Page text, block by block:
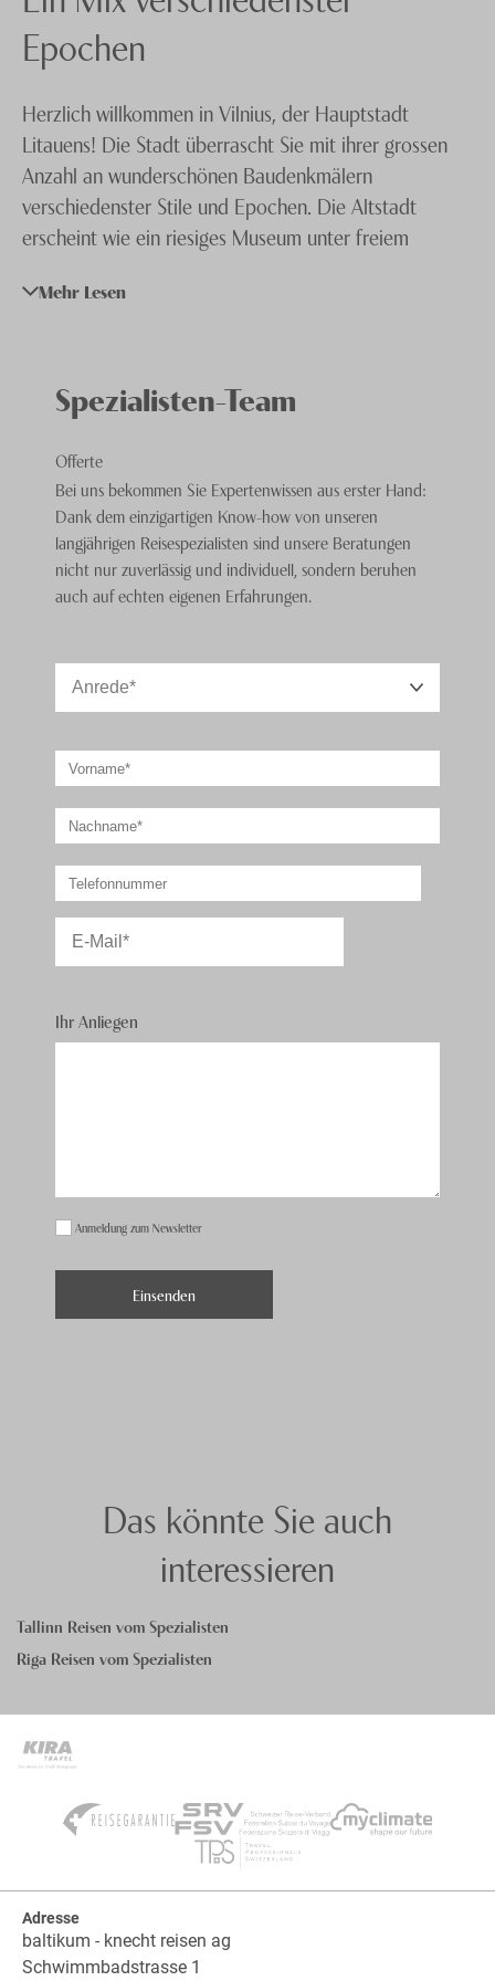
Impressum
Jobs
Epochen
Herzlich willkommen in Vilnius, der Hauptstadt
Litauens! Die Stadt überrascht Sie mit ihrer grossen
Anzahl an wunderschönen Baudenkmälern
verschiedenster Stile und Epochen. Die Altstadt
erscheint wie ein riesiges Museum unter freiem
die Prachtbauten erinnern an die Zeit, als der
einst regen jüdischen Lebens sowie Erinnerungen an
die sowjetische Zeit. Der Kampf des kleinen Volkes
um sein Recht auf Selbstbestimmung ist
allgegenwärtig.
Mehr Lesen
Spezialisten-Team
Offerte
Bei uns bekommen Sie Expertenwissen aus erster Hand:
Dank dem einzigartigen Know-how von unseren
langjährigen Reisespezialisten sind unsere Beratungen
nicht nur zuverlässig und individuell, sondern beruhen
auch auf echten eigenen Erfahrungen.
Ihr Anliegen
Anmeldung zum Newsletter
Das könnte Sie auch
interessieren
Tallinn Reisen vom Spezialisten
Riga Reisen vom Spezialisten
Adresse
baltikum - knecht reisen ag
Schwimmbadstrasse 1